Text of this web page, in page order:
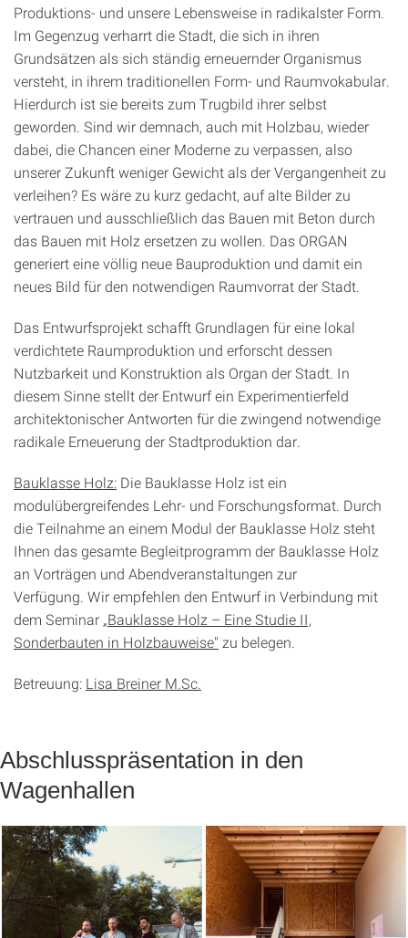
Produktions- und unsere Lebensweise in radikalster Form.
Im Gegenzug verharrt die Stadt, die sich in ihren
Grundsätzen als sich ständig erneuernder Organismus
versteht, in ihrem traditionellen Form- und Raumvokabular.
Hierdurch ist sie bereits zum Trugbild ihrer selbst
geworden. Sind wir demnach, auch mit Holzbau, wieder
dabei, die Chancen einer Moderne zu verpassen, also
unserer Zukunft weniger Gewicht als der Vergangenheit zu
verleihen? Es wäre zu kurz gedacht, auf alte Bilder zu
vertrauen und ausschließlich das Bauen mit Beton durch
das Bauen mit Holz ersetzen zu wollen. Das ORGAN
generiert eine völlig neue Bauproduktion und damit ein
neues Bild für den notwendigen Raumvorrat der Stadt.
Das Entwurfsprojekt schafft Grundlagen für eine lokal
verdichtete Raumproduktion und erforscht dessen
Nutzbarkeit und Konstruktion als Organ der Stadt. In
diesem Sinne stellt der Entwurf ein Experimentierfeld
architektonischer Antworten für die zwingend notwendige
radikale Erneuerung der Stadtproduktion dar.
Bauklasse Holz: Die Bauklasse Holz ist ein
modulübergreifendes Lehr- und Forschungsformat. Durch
die Teilnahme an einem Modul der Bauklasse Holz steht
Ihnen das gesamte Begleitprogramm der Bauklasse Holz
an Vorträgen und Abendveranstaltungen zur
Verfügung. Wir empfehlen den Entwurf in Verbindung mit
dem Seminar „Bauklasse Holz – Eine Studie II,
Sonderbauten in Holzbauweise" zu belegen.
Betreuung: Lisa Breiner M.Sc.
Abschlusspräsentation in den
Wagenhallen